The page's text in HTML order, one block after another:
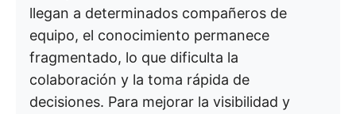
llegan a determinados compañeros de
equipo, el conocimiento permanece
fragmentado, lo que dificulta la
colaboración y la toma rápida de
decisiones. Para mejorar la visibilidad y